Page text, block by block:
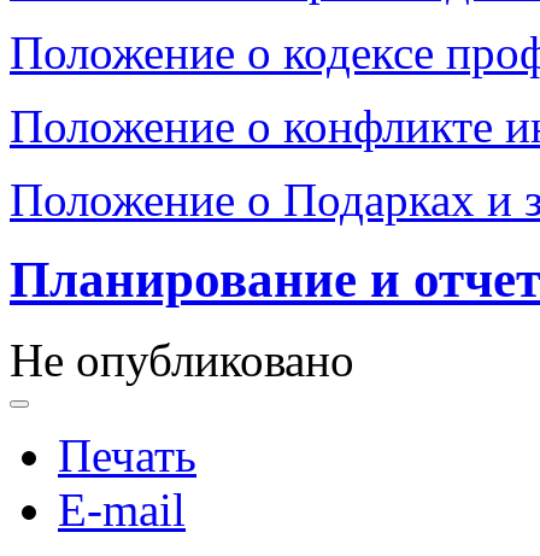
Положение о кодексе
Положение о конфликте
Положение о Подарках и
Планирование и
Не опубликовано
Печать
E-mail